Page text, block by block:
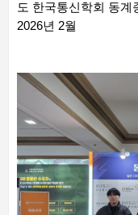
도 한국통신학회 동계
2026년 2월